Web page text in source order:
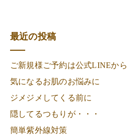
最近の投稿
ご新規様ご予約は公式LINEから
気になるお肌のお悩みに
ジメジメしてくる前に
隠してるつもりが・・・
簡単紫外線対策